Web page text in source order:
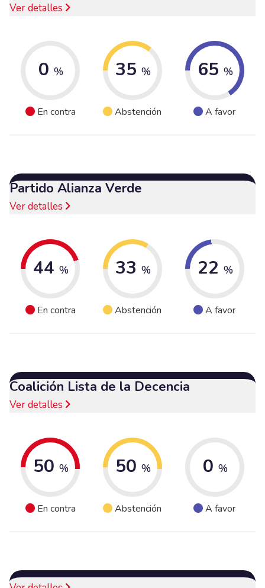
Ver detalles
0 %
En contra
35 %
Abstención
65 %
A favor
Partido Alianza Verde
Ver detalles
44 %
En contra
33 %
Abstención
22 %
A favor
Coalición Lista de la Decencia
Ver detalles
50 %
En contra
50 %
Abstención
0 %
A favor